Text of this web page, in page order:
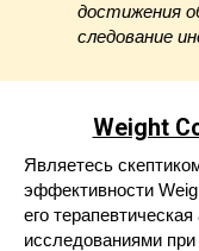
достижения
следование
Weight
Являетесь
эффективности
его
исследованиями